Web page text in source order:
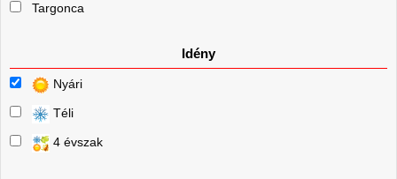
Targonca
Idény
Nyári
Téli
4 évszak